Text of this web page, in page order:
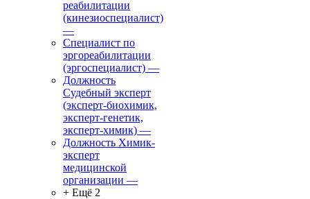
реабилитации
(кинезиоспециалист)
—
Специалист по
эргореабилитации
(эргоспециалист) —
Должность
Судебный эксперт
(эксперт-биохимик,
эксперт-генетик,
эксперт-химик) —
Должность Химик-
эксперт
медицинской
организации —
+ Ещё 2